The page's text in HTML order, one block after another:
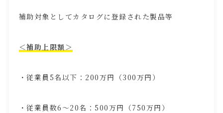
補助対象としてカタログに登録された製品等
＜補助上限額＞
・従業員 5名以下： 200万円（300万円）
・従業員数6 〜20名： 500万円（750万円）